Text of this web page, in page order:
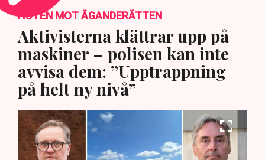
HOTEN MOT ÄGANDERÄTTEN
Aktivisterna klättrar upp på
maskiner – polisen kan inte
avvisa dem: ”Upptrappning
på helt ny nivå”